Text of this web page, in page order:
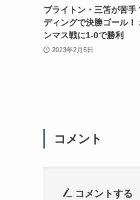
ブライトン・三笘が苦手
ディングで決勝ゴール！
ンマス戦に1-0で勝利
2023年2月5日
コメント
コメントする